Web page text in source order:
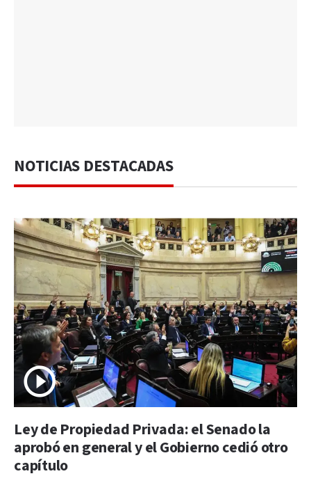
NOTICIAS DESTACADAS
Ley de Propiedad Privada: el Senado la
aprobó en general y el Gobierno cedió otro
capítulo